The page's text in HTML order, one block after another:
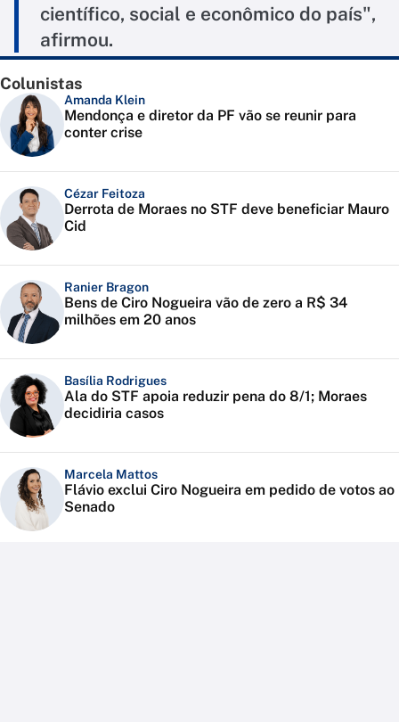
científico, social e econômico do país",
afirmou.
Colunistas
Amanda Klein
Mendonça e diretor da PF vão se reunir para
conter crise
Cézar Feitoza
Derrota de Moraes no STF deve beneficiar Mauro
Cid
Ranier Bragon
Bens de Ciro Nogueira vão de zero a R$ 34
milhões em 20 anos
Basília Rodrigues
Ala do STF apoia reduzir pena do 8/1; Moraes
decidiria casos
Marcela Mattos
Flávio exclui Ciro Nogueira em pedido de votos ao
Senado